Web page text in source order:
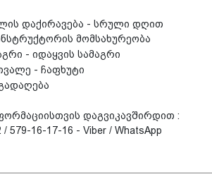
დაქირავება - სრული დღით
მომსახურეობა
- იდაყვის სამაგრი
- ჩაფხუტი
დაგვიკავშირდით :
/ 579-16-17-16 - Viber / WhatsApp